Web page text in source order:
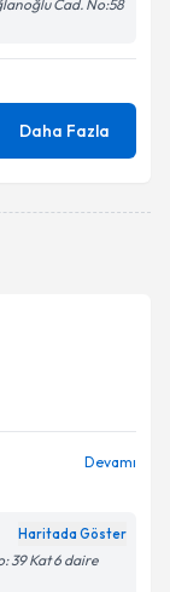
Cad. No:58
Daha Fazla
Devamı
Haritada Göster
39 Kat 6 daire